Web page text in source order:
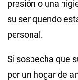
presión o una
su ser querido
personal.
Si sospecha que
por un hogar de